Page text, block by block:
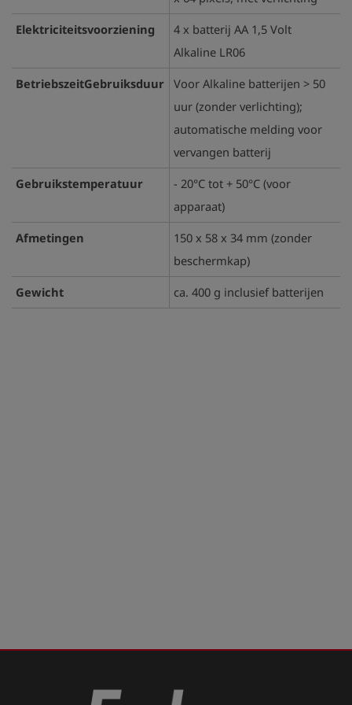
Elektriciteitsvoorziening
4 x batterij AA 1,5 Volt
Alkaline LR06
BetriebszeitGebruiksduur Voor Alkaline batterijen > 50
uur (zonder verlichting);
automatische melding voor
vervangen batterij
Gebruikstemperatuur
- 20°C tot + 50°C (voor
apparaat)
Afmetingen
150 x 58 x 34 mm (zonder
beschermkap)
Gewicht
ca. 400 g inclusief batterijen